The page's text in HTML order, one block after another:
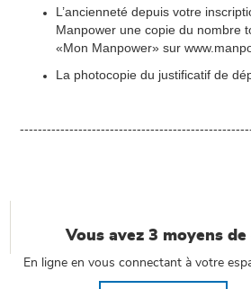
L’ancienneté depuis votre
Manpower une copie du nombre
«Mon Manpower» sur
La photocopie du justificatif de
Vous avez 3 moyens de
En ligne en vous connectant à votre